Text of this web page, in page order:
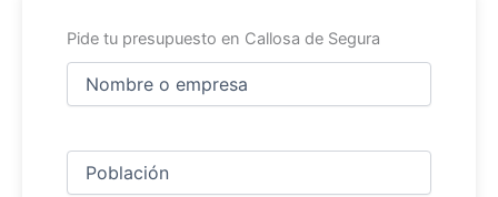
Pide tu presupuesto en Callosa de Segura
Nombre
Ciudad